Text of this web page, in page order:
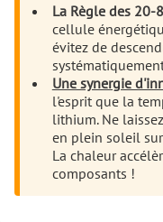
La Règle des 20-
cellule
évitez de
Une synergie
l'esprit que la
lithium. Ne
en plein soleil
La chaleur
composants !